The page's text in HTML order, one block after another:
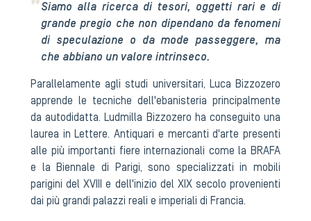
Siamo alla ricerca di tesori, oggetti rari e di
grande pregio che non dipendano da fenomeni
di speculazione o da mode passeggere, ma
che abbiano un valore intrinseco.
Parallelamente agli studi universitari, Luca Bizzozero
apprende le tecniche dell'ebanisteria principalmente
da autodidatta. Ludmilla Bizzozero ha conseguito una
laurea in Lettere. Antiquari e mercanti d'arte presenti
alle più importanti fiere internazionali come la BRAFA
e la Biennale di Parigi, sono specializzati in mobili
parigini del XVIII e dell'inizio del XIX secolo provenienti
dai più grandi palazzi reali e imperiali di Francia.